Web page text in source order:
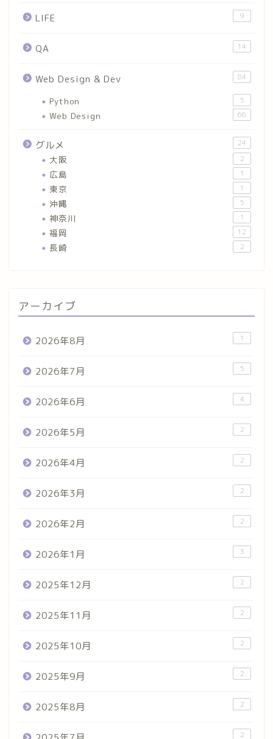
LIFE 9
QA 14
Web Design & Dev 84
Python 5
Web Design 66
グルメ 24
大阪 2
広島 1
東京 1
沖縄 5
神奈川 1
福岡 12
長崎 2
アーカイブ
2026年8月 1
2026年7月 5
2026年6月 4
2026年5月 2
2026年4月 2
2026年3月 2
2026年2月 2
2026年1月 3
2025年12月 2
2025年11月 2
2025年10月 2
2025年9月 2
2025年8月 2
2